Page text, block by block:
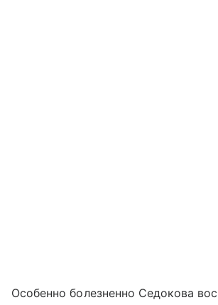
Особенно болезненно Седокова